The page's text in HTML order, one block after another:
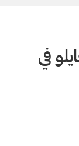
في